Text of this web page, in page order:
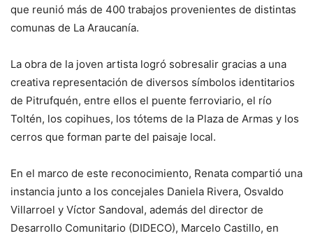
que reunió más de 400 trabajos provenientes de distintas
comunas de La Araucanía.
La obra de la joven artista logró sobresalir gracias a una
creativa representación de diversos símbolos identitarios
de Pitrufquén, entre ellos el puente ferroviario, el río
Toltén, los copihues, los tótems de la Plaza de Armas y los
cerros que forman parte del paisaje local.
En el marco de este reconocimiento, Renata compartió una
instancia junto a los concejales Daniela Rivera, Osvaldo
Villarroel y Víctor Sandoval, además del director de
Desarrollo Comunitario (DIDECO), Marcelo Castillo, en